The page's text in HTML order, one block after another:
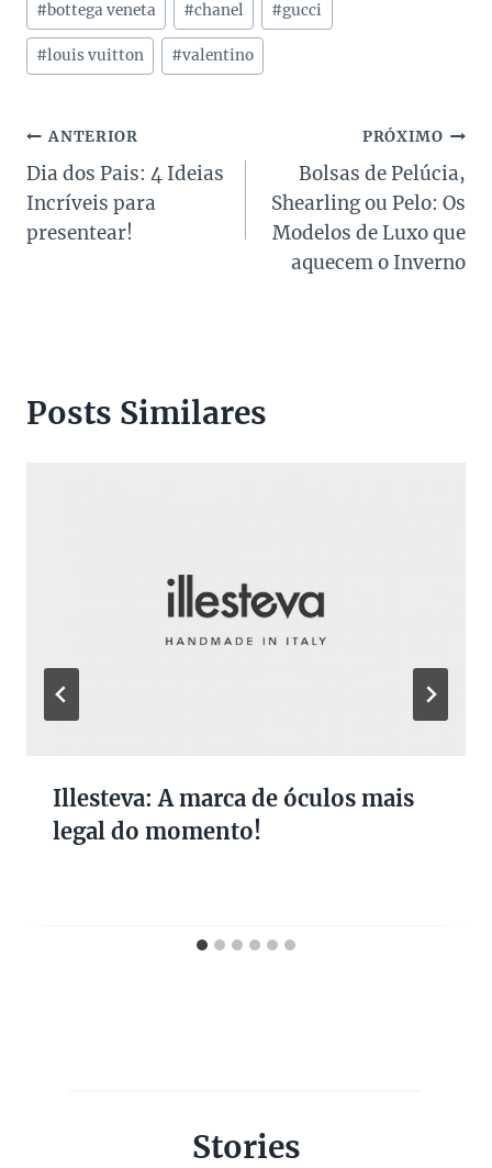
do
Post:
#bottega veneta #chanel #gucci
#louis vuitton #valentino
Navegação
de
Post
ANTERIOR
Dia dos Pais: 4 Ideias
Incríveis para
presentear!
PRÓXIMO
Bolsas de Pelúcia,
Shearling ou Pelo: Os
Modelos de Luxo que
aquecem o Inverno
Posts Similares
Illesteva: A marca de óculos mais
legal do momento!
Stories